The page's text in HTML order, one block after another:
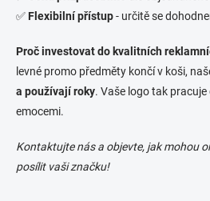
✅Flexibilní přístup- určitě se
Proč investovat do kvalitních
levné promo předměty končí v koši,
a používají roky. Vaše logo tak
emocemi.
Kontaktujte nás a objevte, jak mohou
posílit vaši značku!